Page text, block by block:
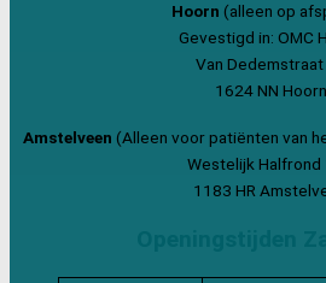
Hoorn (alleen op
Gevestigd in: OMC
Van Dedemstraat
1624 NN Hoorn
Amstelveen (Alleen voor patiënten van
Westelijk Halfrond
1183 HR